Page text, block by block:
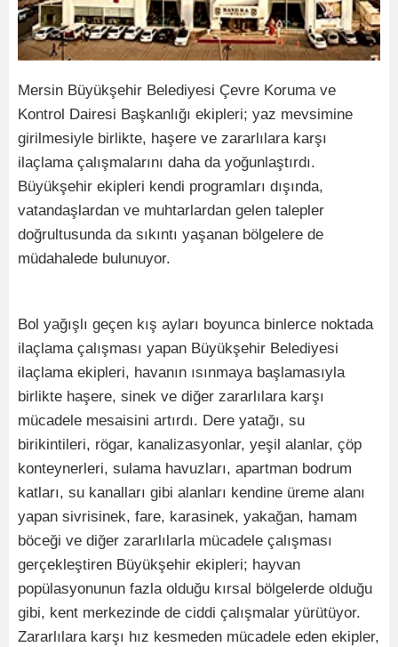
Mersin Büyükşehir Belediyesi Çevre Koruma ve
Kontrol Dairesi Başkanlığı ekipleri; yaz mevsimine
girilmesiyle birlikte, haşere ve zararlılara karşı
ilaçlama çalışmalarını daha da yoğunlaştırdı.
Büyükşehir ekipleri kendi programları dışında,
vatandaşlardan ve muhtarlardan gelen talepler
doğrultusunda da sıkıntı yaşanan bölgelere de
müdahalede bulunuyor.
Bol yağışlı geçen kış ayları boyunca binlerce noktada
ilaçlama çalışması yapan Büyükşehir Belediyesi
ilaçlama ekipleri, havanın ısınmaya başlamasıyla
birlikte haşere, sinek ve diğer zararlılara karşı
mücadele mesaisini artırdı. Dere yatağı, su
birikintileri, rögar, kanalizasyonlar, yeşil alanlar, çöp
konteynerleri, sulama havuzları, apartman bodrum
katları, su kanalları gibi alanları kendine üreme alanı
yapan sivrisinek, fare, karasinek, yakağan, hamam
böceği ve diğer zararlılarla mücadele çalışması
gerçekleştiren Büyükşehir ekipleri; hayvan
popülasyonunun fazla olduğu kırsal bölgelerde olduğu
gibi, kent merkezinde de ciddi çalışmalar yürütüyor.
Zararlılara karşı hız kesmeden mücadele eden ekipler,